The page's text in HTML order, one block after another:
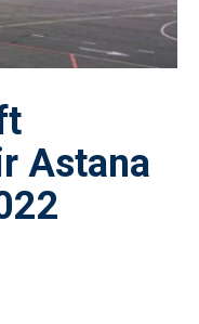
Astana